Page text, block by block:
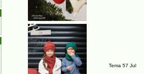
Tema 57 Jul